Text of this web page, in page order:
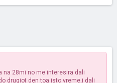
na 28mi no me interesira dali
drugiot den toa isto vreme,i dali